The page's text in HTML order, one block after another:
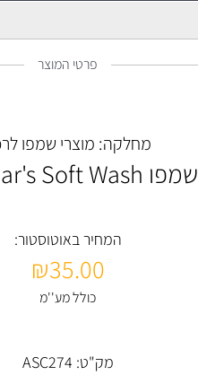
פרטי המוצר
מחלקה: מוצרי שמפו
שמפו Meguiar's Soft Wash
המחיר באוטוסטור:
₪35.00
כולל מע''מ
מק"ט: ASC274